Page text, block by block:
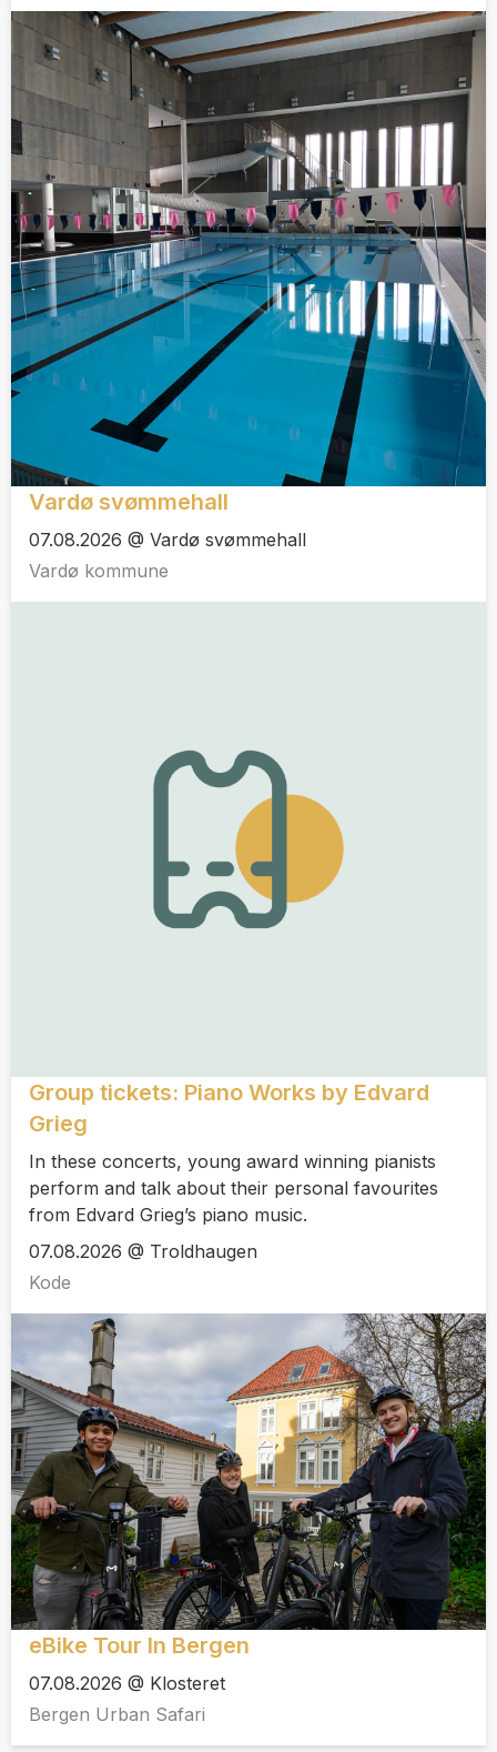
Vardø svømmehall
07.08.2026 @ Vardø svømmehall
Vardø kommune
Group tickets: Piano Works by Edvard
Grieg
In these concerts, young award winning pianists
perform and talk about their personal favourites
from Edvard Grieg’s piano music.
07.08.2026 @ Troldhaugen
Kode
eBike Tour In Bergen
07.08.2026 @ Klosteret
Bergen Urban Safari